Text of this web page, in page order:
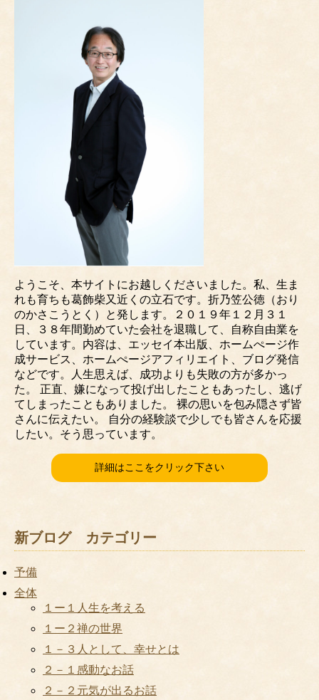
ようこそ、本サイトにお越しくださいました。私、生ま
れも育ちも葛飾柴又近くの立石です。折乃笠公徳（おり
のかさこうとく）と発します。２０１９年１２月３１
日、３８年間勤めていた会社を退職して、自称自由業を
しています。内容は、エッセイ本出版、ホームぺージ作
成サービス、ホームぺージアフィリエイト、ブログ発信
などです。人生思えば、成功よりも失敗の方が多かっ
た。 正直、嫌になって投げ出したこともあったし、逃げ
てしまったこともありました。 裸の思いを包み隠さず皆
さんに伝えたい。 自分の経験談で少しでも皆さんを応援
したい。そう思っています。
詳細はここをクリック下さい
新ブログ カテゴリー
予備
全体
１ー１人生を考える
１ー２禅の世界
１－３人として、幸せとは
２－１感動なお話
２－２元気が出るお話